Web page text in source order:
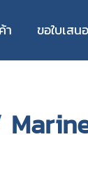
า ขอใบเสน